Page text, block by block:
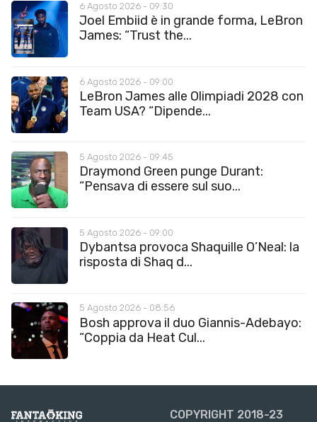
6 Agosto 2026 - 09:30
Joel Embiid è in grande forma, LeBron
James: “Trust the...
6 Agosto 2026 - 09:00
LeBron James alle Olimpiadi 2028 con
Team USA? “Dipende...
5 Agosto 2026 - 09:45
Draymond Green punge Durant:
“Pensava di essere sul suo...
5 Agosto 2026 - 09:00
Dybantsa provoca Shaquille O’Neal: la
risposta di Shaq d...
5 Agosto 2026 - 08:56
Bosh approva il duo Giannis-Adebayo:
“Coppia da Heat Cul...
COPYRIGHT 2018-23